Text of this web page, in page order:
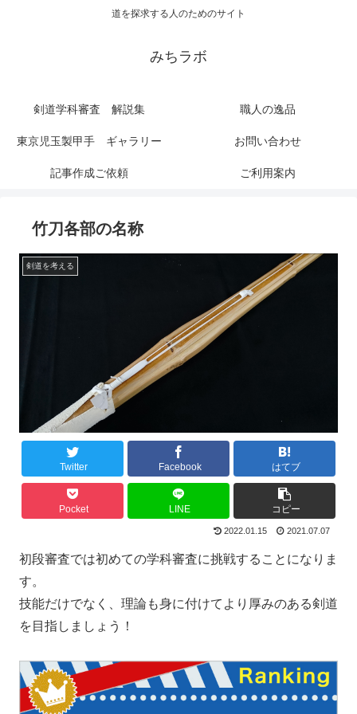
道を探求する人のためのサイト
みちラボ
剣道学科審査 解説集 職人の逸品
東京児玉製甲手 ギャラリー お問い合わせ
記事作成ご依頼 ご利用案内
竹刀各部の名称
剣道を考える
Twitter Facebook はてブ
Pocket LINE コピー
2022.01.15 2021.07.07
初段審査では初めての学科審査に挑戦することになりま
す。
技能だけでなく、理論も身に付けてより厚みのある剣道
を目指しましょう！